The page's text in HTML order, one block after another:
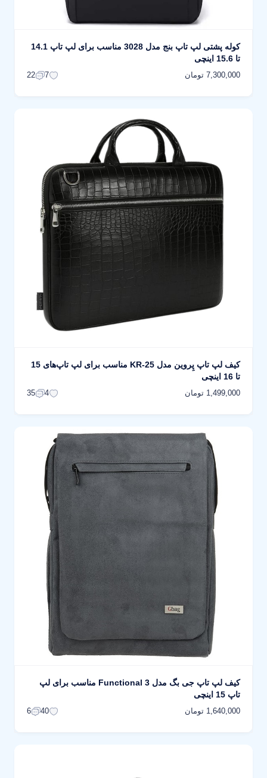
کوله پشتی لپ تاپ بنج مدل 3028 مناسب برای لپ تاپ 14.1
تا 15.6 اینچی
7,300,000 تومان 7
22
کیف لپ تاپ پِروین مدل KR-25 مناسب برای لپ تاپ‌های 15
تا 16 اینچی
1,499,000 تومان 4
35
کیف لپ تاپ جی بگ مدل 3 Functional مناسب برای لپ
تاپ 15 اینچی
1,640,000 تومان 40
6